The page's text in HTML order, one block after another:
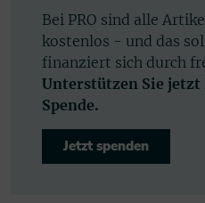
Bei PRO sind alle
kostenlos - und das
finanziert sich durch
Unterstützen Sie jetzt
Spende.
Jetzt spenden